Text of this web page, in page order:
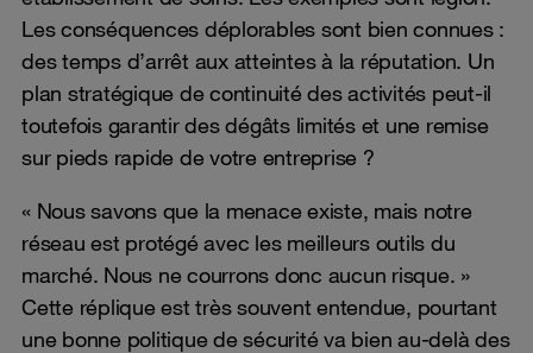
Les conséquences déplorables sont bien connues :
des temps d’arrêt aux atteintes à la réputation. Un
plan stratégique de continuité des activités peut-il
toutefois garantir des dégâts limités et une remise
sur pieds rapide de votre entreprise ?
« Nous savons que la menace existe, mais notre
réseau est protégé avec les meilleurs outils du
marché. Nous ne courrons donc aucun risque. »
Cette réplique est très souvent entendue, pourtant
une bonne politique de sécurité va bien au-delà des